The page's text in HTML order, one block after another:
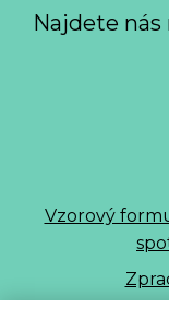
Najdete nás
Vzorový